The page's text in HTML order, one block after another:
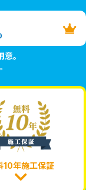
。
10年施工保証